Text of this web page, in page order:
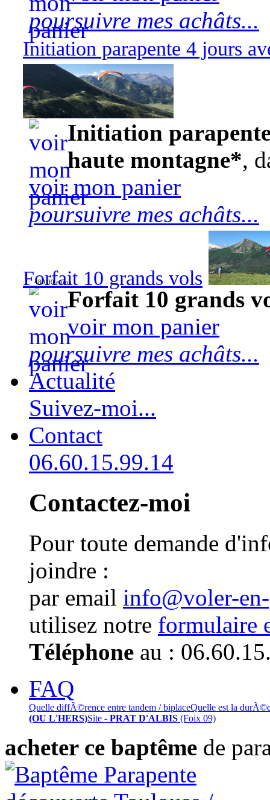
poursuivre mes achâts...
Initiation parapente 4 jours
570,00 euros
Initiation
haute montagne*,
voir mon panier
poursuivre mes achâts...
Forfait 10 grands vols
480,00 euros
Forfait 10 grands
voir mon panier
poursuivre mes achâts...
Actualité
Suivez-moi...
Contact
06.60.15.99.14
Contactez-moi
Pour toute demande
joindre :
par email info@voler-
utilisez notre formulaire
Téléphone au :
FAQ
Quelle diffÃ©rence entre tandem / biplaceQuelle est la
(OU L'HERS)Site - PRAT D'ALBIS (Foix 09)
acheter ce baptême de